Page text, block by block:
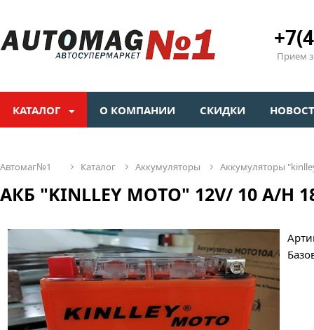
Прием
КАТАЛОГ О КОМПАНИИ СКИДКИ
автомаг№1 каталог аккумуляторы аккумуляторы
АКБ "KINLLEY MOTO" 12V/ 10 A/H